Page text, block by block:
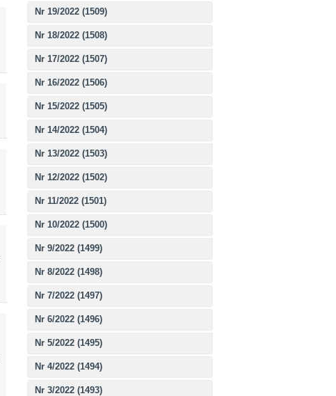
Nr 19/2022 (1509)
Nr 18/2022 (1508)
Nr 17/2022 (1507)
Nr 16/2022 (1506)
Nr 15/2022 (1505)
Nr 14/2022 (1504)
Nr 13/2022 (1503)
Nr 12/2022 (1502)
Nr 11/2022 (1501)
Nr 10/2022 (1500)
Nr 9/2022 (1499)
Nr 8/2022 (1498)
Nr 7/2022 (1497)
Nr 6/2022 (1496)
Nr 5/2022 (1495)
Nr 4/2022 (1494)
Nr 3/2022 (1493)